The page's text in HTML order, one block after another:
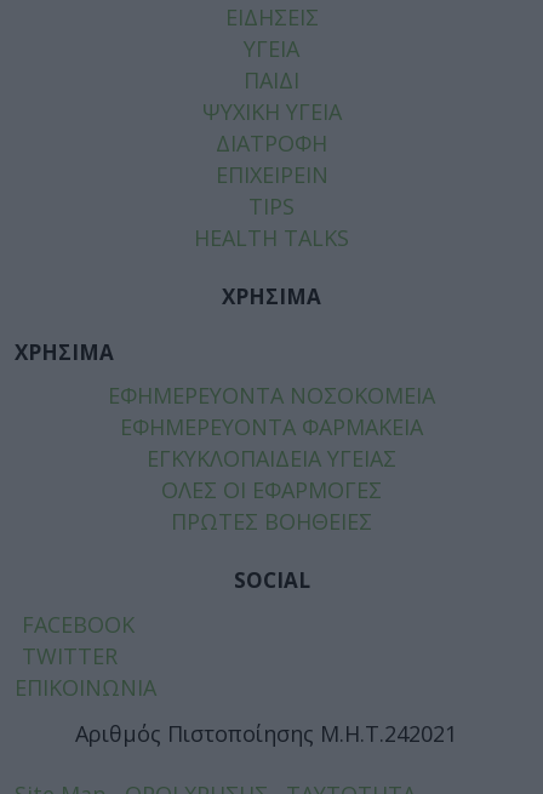
ΕΙΔΗΣΕΙΣ
ΥΓΕΙΑ
ΠΑΙΔΙ
ΨΥΧΙΚΗ ΥΓΕΙΑ
ΔΙΑΤΡΟΦΗ
ΕΠΙΧΕΙΡΕΙΝ
TIPS
HEALTH TALKS
ΧΡΗΣΙΜΑ
ΧΡΗΣΙΜΑ
ΕΦΗΜΕΡΕΥΟΝΤΑ ΝΟΣΟΚΟΜΕΙΑ
ΕΦΗΜΕΡΕΥΟΝΤΑ ΦΑΡΜΑΚΕΙΑ
ΕΓΚΥΚΛΟΠΑΙΔΕΙΑ ΥΓΕΙΑΣ
ΟΛΕΣ ΟΙ ΕΦΑΡΜΟΓΕΣ
ΠΡΩΤΕΣ ΒΟΗΘΕΙΕΣ
SOCIAL
FACEBOOK
TWITTER
ΕΠΙΚΟΙΝΩΝΙΑ
Αριθμός Πιστοποίησης Μ.Η.Τ.242021